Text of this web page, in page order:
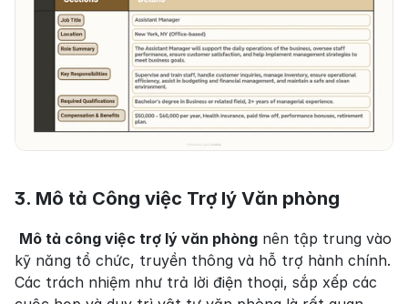
3. Mô tả Công việc Trợ lý Văn phòng
Mô tả công việc trợ lý văn phòng nên tập trung vào
kỹ năng tổ chức, truyền thông và hỗ trợ hành chính.
Các trách nhiệm như trả lời điện thoại, sắp xếp các